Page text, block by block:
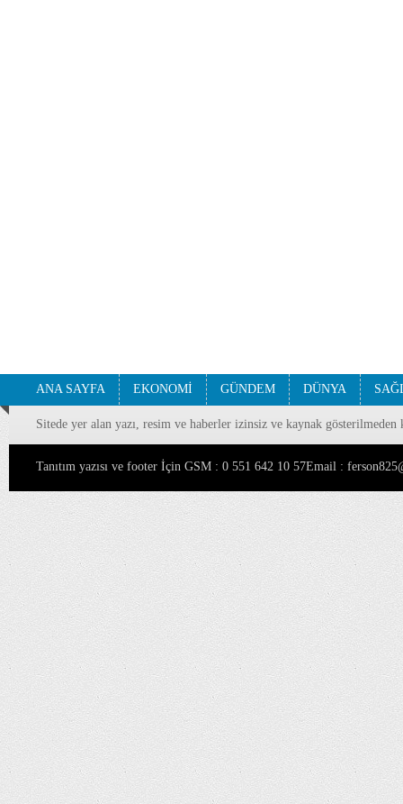
ANA SAYFA EKONOMİ GÜNDEM DÜNYA
Sitede yer alan yazı, resim ve haberler izinsiz ve kaynak gösterilmeden
Tanıtım yazısı ve footer İçin GSM : 0 551 642 10 57Email :